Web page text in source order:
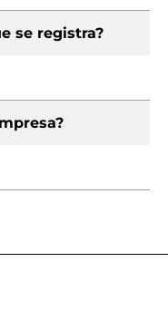
se registra?